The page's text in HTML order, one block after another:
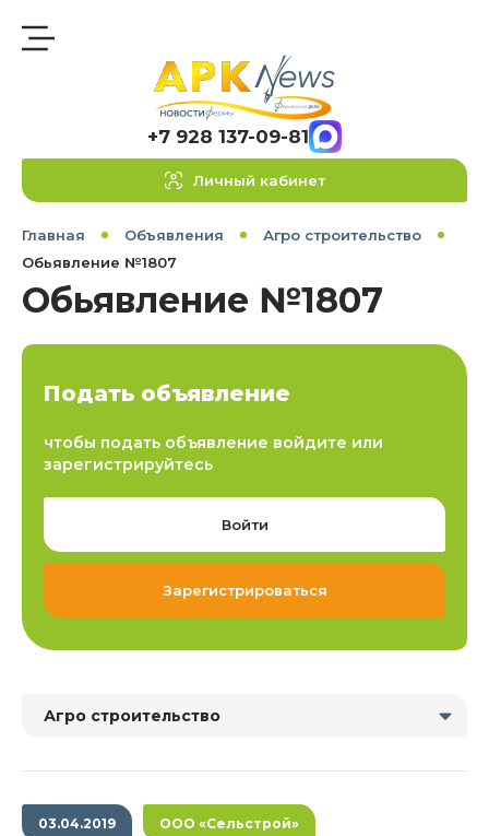
+7 928 137-09-81
Личный кабинет
Главная Объявления
Агро строительство
Обьявление №1807
Обьявление №1807
Подать объявление
чтобы подать объявление войдите или
зарегистрируйтесь
Войти
Зарегистрироваться
Агро строительство
03.04.2019 ООО «Сельстрой»